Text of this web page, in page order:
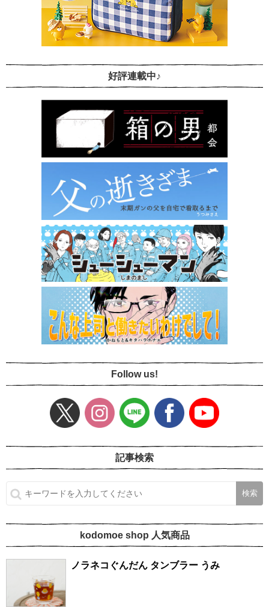
好評連載中♪
Follow us!
記事検索
kodomoe shop 人気商品
ノラネコぐんだん タンブラー うみ